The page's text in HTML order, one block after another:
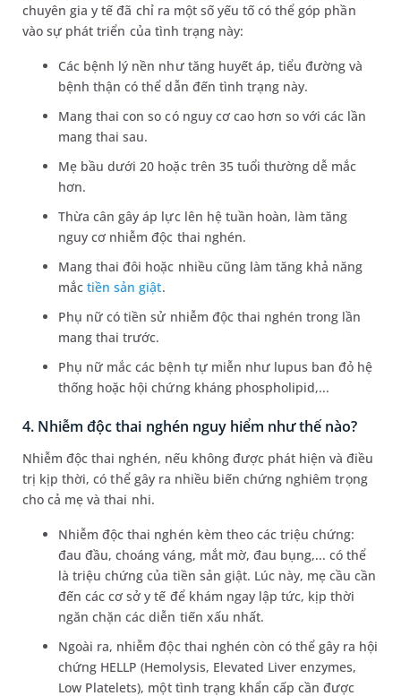
chuyên gia y tế đã chỉ ra một số yếu tố có thể góp phần
vào sự phát triển của tình trạng này:
Các bệnh lý nền như tăng huyết áp, tiểu đường và
bệnh thận có thể dẫn đến tình trạng này.
Mang thai con so có nguy cơ cao hơn so với các lần
mang thai sau.
Mẹ bầu dưới 20 hoặc trên 35 tuổi thường dễ mắc
hơn.
Thừa cân gây áp lực lên hệ tuần hoàn, làm tăng
nguy cơ nhiễm độc thai nghén.
Mang thai đôi hoặc nhiều cũng làm tăng khả năng
mắctiền sản giật.
Phụ nữ có tiền sử nhiễm độc thai nghén trong lần
mang thai trước.
Phụ nữ mắc các bệnh tự miễn như lupus ban đỏ hệ
thống hoặc hội chứng kháng phospholipid,...
4. Nhiễm độc thai nghén nguy hiểm như thế nào?
Nhiễm độc thai nghén, nếu không được phát hiện và điều
trị kịp thời, có thể gây ra nhiều biến chứng nghiêm trọng
cho cả mẹ và thai nhi.
Nhiễm độc thai nghén kèm theo các triệu chứng:
đau đầu, choáng váng, mắt mờ, đau bụng,... có thể
là triệu chứng của tiền sản giật. Lúc này, mẹ cầu cần
đến các cơ sở y tế để khám ngay lập tức, kịp thời
ngăn chặn các diễn tiến xấu nhất.
Ngoài ra, nhiễm độc thai nghén còn có thể gây ra hội
chứng HELLP (Hemolysis, Elevated Liver enzymes,
Low Platelets), một tình trạng khẩn cấp cần được